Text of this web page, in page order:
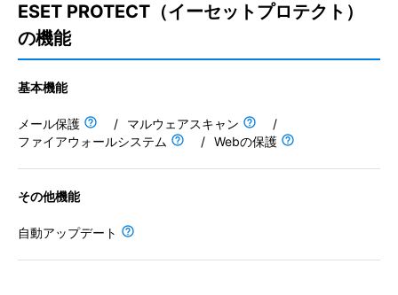
Complete クラウド
要問い合わせ
基本機能
メール保護
マルウェアスキャン
ファイアウォールシステム
Webの保護
ESET PROTECT（イーセットプロテクト）
の機能
基本機能
メール保護 / マルウェアスキャン
/
ファイアウォールシステム
/ Webの保護
その他機能
自動アップデート